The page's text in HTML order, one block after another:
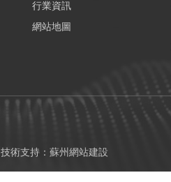
行業資訊
網站地圖
技術支持： 蘇州網站建設